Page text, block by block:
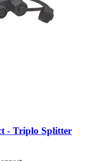
-​ Triplo Splitter